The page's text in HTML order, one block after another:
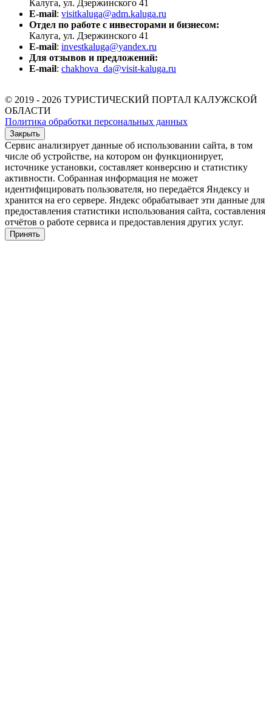
Калуга, ул. Дзержинского 41
E-mail: visitkaluga@adm.kaluga.ru
Отдел по работе с инвесторами и бизнесом:
Калуга, ул. Дзержинского 41
E-mail: investkaluga@yandex.ru
Для отзывов и предложений:
E-mail: chakhova_da@visit-kaluga.ru
© 2019 - 2026 ТУРИСТИЧЕСКИЙ ПОРТАЛ КАЛУЖСКОЙ
ОБЛАСТИ
Политика обработки персональных данных
Закрыть
Сервис анализирует данные об использовании сайта, в том
числе об устройстве, на котором он функционирует,
источнике установки, составляет конверсию и статистику
активности. Собранная информация не может
идентифицировать пользователя, но передаётся Яндексу и
хранится на его сервере. Яндекс обрабатывает эти данные для
предоставления статистики использования сайта, составления
отчётов о работе сервиса и предоставления других услуг.
Принять